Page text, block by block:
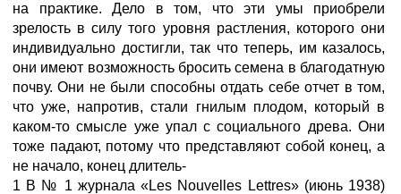
на практике. Дело в том, что эти умы приобрели
зрелость в силу того уровня растления, которого они
индивидуально достигли, так что теперь, им казалось,
они имеют возможность бросить семена в благодатную
почву. Они не были способны отдать себе отчет в том,
что уже, напротив, стали гнилым плодом, который в
каком-то смысле уже упал с социального древа. Они
тоже падают, потому что представляют собой конец, а
не начало, конец длитель-
1 В № 1 журнала «Les Nouvelles Lettres» (июнь 1938)